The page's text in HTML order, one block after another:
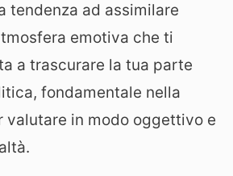
tendenza ad assimilare
emotiva che ti
a trascurare la tua parte
fondamentale nella
valutare in modo oggettivo e